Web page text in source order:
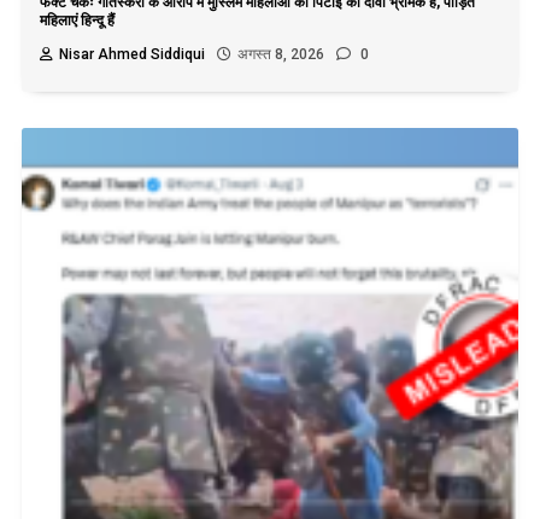
महिलाएं हिन्दू हैं
Nisar Ahmed Siddiqui
अगस्त 8, 2026 0